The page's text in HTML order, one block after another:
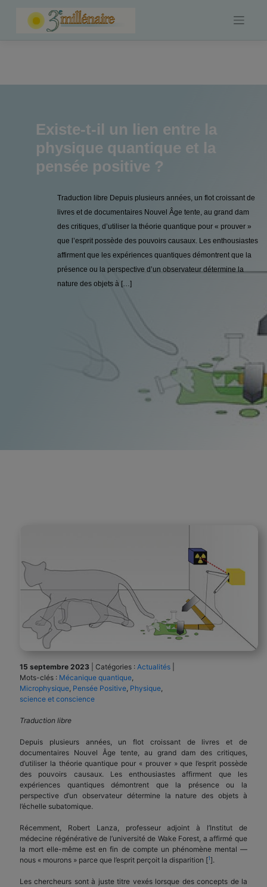
Existe-t-il un lien entre la
physique quantique et la
pensée positive ?
Traduction libre Depuis plusieurs années, un flot croissant de
livres et de documentaires Nouvel Âge tente, au grand dam
des critiques, d’utiliser la théorie quantique pour « prouver »
que l’esprit possède des pouvoirs causaux. Les enthousiastes
affirment que les expériences quantiques démontrent que la
présence ou la perspective d’un observateur détermine la
nature des objets à […]
15 septembre 2023 Catégories : Actualités
Mots-clés : Mécanique quantique,
Microphysique, Pensée Positive, Physique,
science et conscience
Traduction libre
Depuis plusieurs années, un flot croissant de livres et de
documentaires Nouvel Âge tente, au grand dam des critiques,
d’utiliser la théorie quantique pour « prouver » que l’esprit possède
des pouvoirs causaux. Les enthousiastes affirment que les
expériences quantiques démontrent que la présence ou la
perspective d’un observateur détermine la nature des objets à
l’échelle subatomique.
Récemment, Robert Lanza, professeur adjoint à l’Institut de
médecine régénérative de l’université de Wake Forest, a affirmé que
la mort elle-même est en fin de compte un phénomène mental —
nous « mourons » parce que l’esprit perçoit la disparition [1].
Les chercheurs sont à juste titre vexés lorsque des concepts de la